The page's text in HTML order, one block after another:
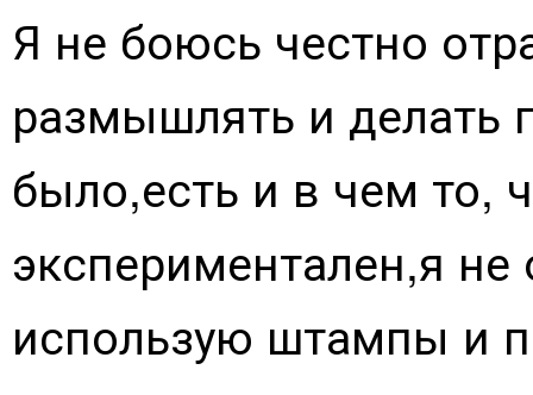
Я не боюсь честно
размышлять и делать
было,есть и в чем то,
экспериментален,я
использую штампы и